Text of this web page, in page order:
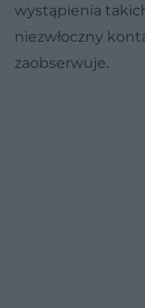
wystąpienia
niezwłoczny
zaobserwuje.